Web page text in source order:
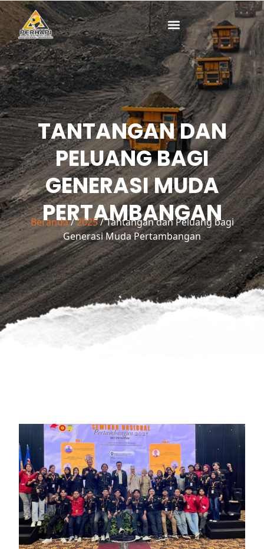
Lewati
konten
TANTANGAN DAN
PELUANG BAGI
GENERASI MUDA
PERTAMBANGAN
Beranda/2025/ Tantangan dan Peluang bagi
Generasi Muda Pertambangan